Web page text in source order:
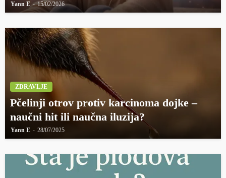
Yann E 15/02/2026
ZDRAVLJE
Pčelinji otrov protiv karcinoma dojke –
naučni hit ili naučna iluzija?
Yann E 28/07/2025